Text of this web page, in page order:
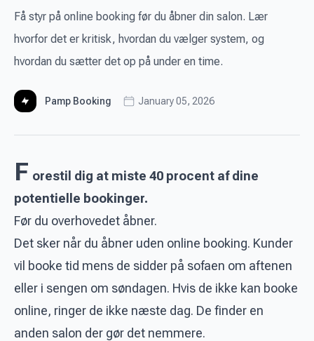
Få styr på online booking før du åbner din salon. Lær
hvorfor det er kritisk, hvordan du vælger system, og
hvordan du sætter det op på under en time.
Pamp Booking January 05, 2026
F orestil dig at miste 40 procent af dine
potentielle bookinger.
Før du overhovedet åbner.
Det sker når du åbner uden online booking. Kunder
vil booke tid mens de sidder på sofaen om aftenen
eller i sengen om søndagen. Hvis de ikke kan booke
online, ringer de ikke næste dag. De finder en
anden salon der gør det nemmere.